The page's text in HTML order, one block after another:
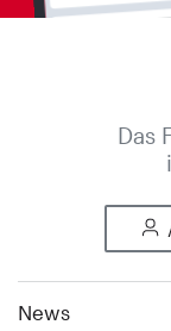
Das
News